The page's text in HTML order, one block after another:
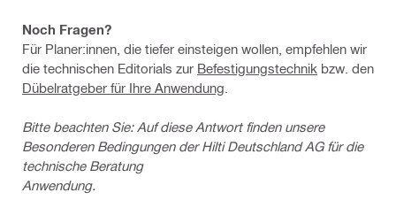
Noch Fragen?
Für Planer:innen, die tiefer einsteigen wollen, empfehlen wir
die technischen Editorials zur Befestigungstechnik bzw. den
Dübelratgeber für Ihre Anwendung
Bitte beachten Sie: Auf diese Antwort finden unsere
Besonderen Bedingungen der Hilti Deutschland AG für die
technische Beratung
Anwendung.